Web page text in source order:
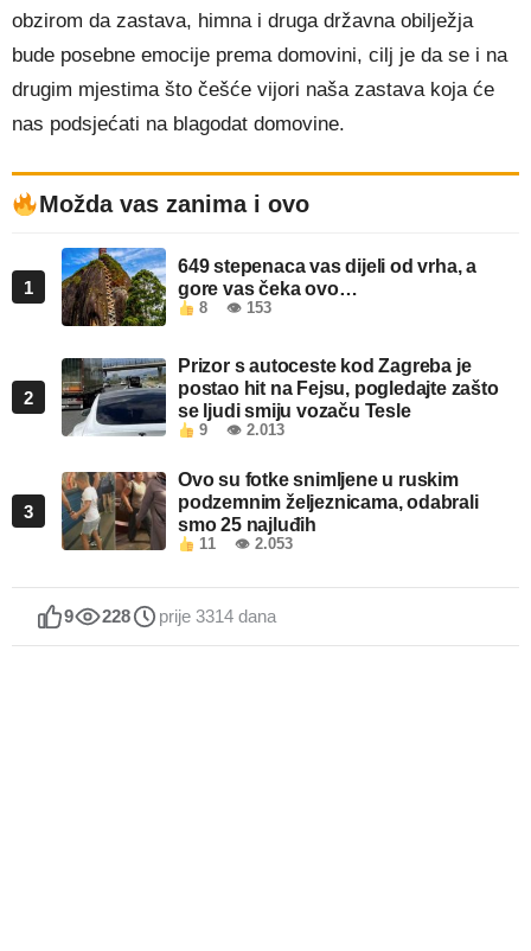
obzirom da zastava, himna i druga državna obilježja
bude posebne emocije prema domovini, cilj je da se i na
drugim mjestima što češće vijori naša zastava koja će
nas podsjećati na blagodat domovine.
Možda vas zanima i ovo
1
649 stepenaca vas dijeli od vrha, a
gore vas čeka ovo…
8 👁 153
2
Prizor s autoceste kod Zagreba je
postao hit na Fejsu, pogledajte zašto
se ljudi smiju vozaču Tesle
9 👁 2.013
3
Ovo su fotke snimljene u ruskim
podzemnim željeznicama, odabrali
smo 25 najluđih
11 👁 2.053
9 228 prije 3314 dana